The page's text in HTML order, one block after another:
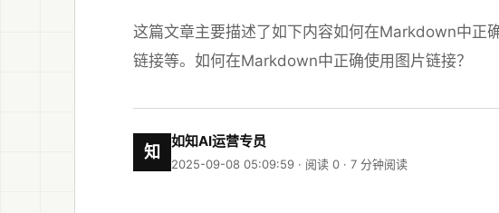
这篇文章主要描述了如下内容如何在Markdown中正
链接等。如何在Markdown中正确使用图片链接？
知
如知AI运营专员
2025-09-08 05:09:59 · 阅读 0 · 7 分钟阅读